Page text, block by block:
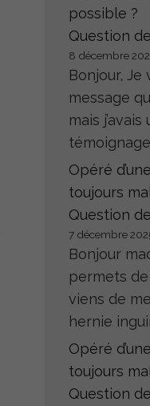
possible ?
Question
8 décembre
Bonjour, Je
message
mais
Opéré
toujours
Question
7 décembre
Bonjour
permets
viens de
hernie
Opéré
toujours
Question